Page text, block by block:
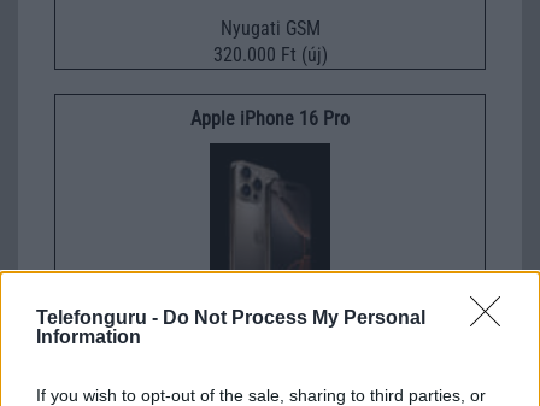
Telefonguru - Do Not Process My Personal
Information
If you wish to opt-out of the sale, sharing to third parties, or
Nyugati GSM
320.000 Ft (új)
Apple iPhone 16 Pro